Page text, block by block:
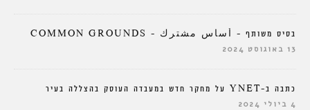
בסיס משותף – أساس مشترك – COMMON GROUNDS
13 באוגוסט 2024
כתבה ב-YNET על מחקר חדש במעבדה העוסק בהצללה בעיר
4 ביולי 2024